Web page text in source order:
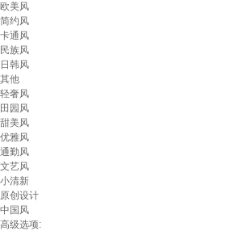
欧美风
简约风
卡通风
民族风
日韩风
其他
轻奢风
田园风
甜美风
优雅风
通勤风
文艺风
小清新
原创设计
中国风
高级选项: